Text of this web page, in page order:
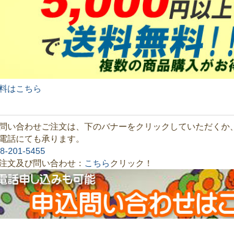
はこちら
い合わせご注文は、下のバナーをクリックしていただくか、
話にても承ります。
201-5455
文及び問い合わせ： こちらクリック！